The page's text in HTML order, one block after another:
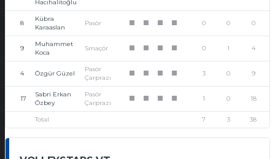
Hacıhalitoğlu
8
Kübra
Karaaslan
Pasör 0 0 0
9
Muhammet
Koca
Smaçör 0 1 4
4 Özgür Güzel
Pasör
Çarprazı
3 0 9
17
Sabri Erkan
Özbey
Pasör
Çarprazı
1 0 18
Total 7 3 38